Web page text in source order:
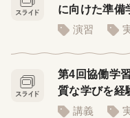
に向けた準備
演習
第4回協働学
質な学びを経
講義